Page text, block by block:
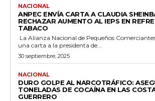
NACIONAL
ANPEC ENVÍA CARTA A CLAUDIA
RECHAZAR AUMENTO AL IEPS EN
TABACO
La Alianza Nacional de Pequeños
una carta a la presidenta de...
30 septiembre, 2025
NACIONAL
DURO GOLPE AL NARCOTRÁFICO:
TONELADAS DE COCAÍNA EN LAS
GUERRERO